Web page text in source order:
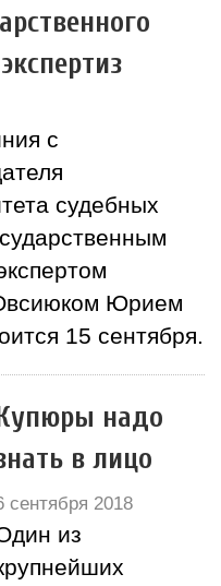
с
судебных
Юрием
15 сентября.
надо
в лицо
сентября 2018
из